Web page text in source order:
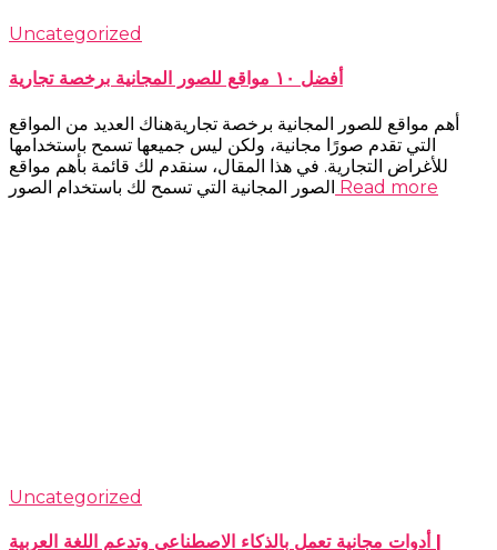
Uncategorized
أفضل ١٠ مواقع للصور المجانية برخصة تجارية
أهم مواقع للصور المجانية برخصة تجاريةهناك العديد من المواقع
التي تقدم صورًا مجانية، ولكن ليس جميعها تسمح باستخدامها
للأغراض التجارية. في هذا المقال، سنقدم لك قائمة بأهم مواقع
الصور المجانية التي تسمح لك باستخدام الصور Read more
Uncategorized
أدوات مجانية تعمل بالذكاء الاصطناعي وتدعم اللغة العربية |